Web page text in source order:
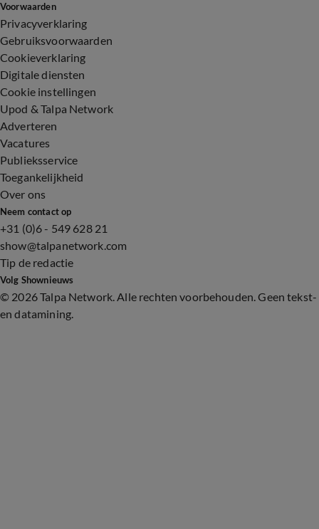
Voorwaarden
Privacyverklaring
Gebruiksvoorwaarden
Cookieverklaring
Digitale diensten
Cookie instellingen
Upod & Talpa Network
Adverteren
Vacatures
Publieksservice
Toegankelijkheid
Over ons
Neem contact op
+31 (0)6 - 549 628 21
show@talpanetwork.com
Tip de redactie
Volg Shownieuws
© 2026 Talpa Network. Alle rechten voorbehouden. Geen tekst-
en datamining.